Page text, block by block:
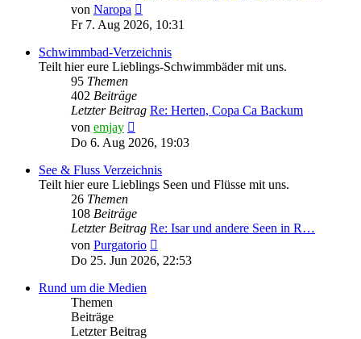
von Naropa
Beitrag
Fr 7. Aug 2026, 10:31
Schwimmbad-Verzeichnis
Teilt hier eure Lieblings-Schwimmbäder mit uns.
95 Themen
402 Beiträge
Letzter Beitrag Re: Herten, Copa Ca Backum
von emjay
Beitrag
Do 6. Aug 2026, 19:03
See & Fluss Verzeichnis
Teilt hier eure Lieblings Seen und Flüsse mit uns.
26 Themen
108 Beiträge
Letzter Beitrag Re: Isar und andere Seen in R…
von Purgatorio
Beitrag
Do 25. Jun 2026, 22:53
Rund um die Medien
Themen
Beiträge
Letzter Beitrag